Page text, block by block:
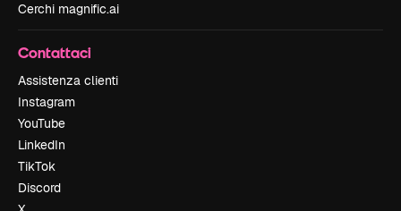
Cerchi magnific.ai
Contattaci
Assistenza clienti
Instagram
YouTube
LinkedIn
TikTok
Discord